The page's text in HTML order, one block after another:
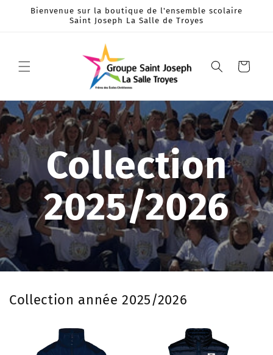
passer
Bienvenue sur la boutique de l'ensemble scolaire
Saint Joseph La Salle de Troyes
Panier
Collection
2025/2026
Collection année 2025/2026